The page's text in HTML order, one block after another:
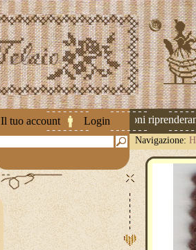
Il tuo account Login
Attenzione ! Le spedizioni
Navigazione: